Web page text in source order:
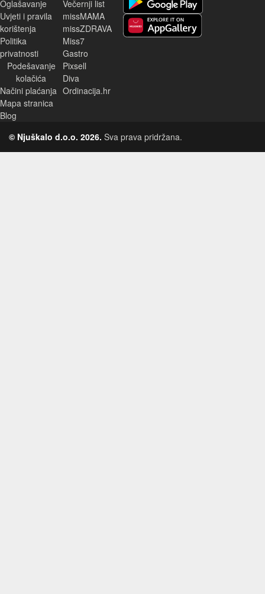
Oglašavanje
Uvjeti i pravila
korištenja
Politika
privatnosti
Podešavanje
kolačića
Načini plaćanja
Mapa stranica
Blog
Večernji list
missMAMA
missZDRAVA
Miss7
Gastro
Pixsell
Diva
Ordinacija.hr
© Njuškalo d.o.o. 2026. Sva prava pridržana.